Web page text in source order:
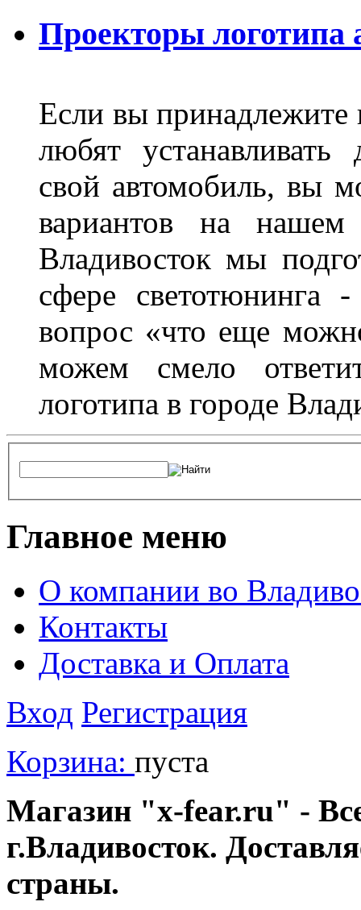
Проекторы логотипа
Если вы принадлежите
любят устанавливать
свой автомобиль, вы
вариантов на
Владивосток мы
сфере светотюнинга
вопрос «что еще
можем смело
логотипа в городе
Главное меню
О компании во
Контакты
Доставка и Оплата
Вход Регистрация
Корзина: пуста
Магазин "x-fear.ru" -
г.Владивосток.
страны.